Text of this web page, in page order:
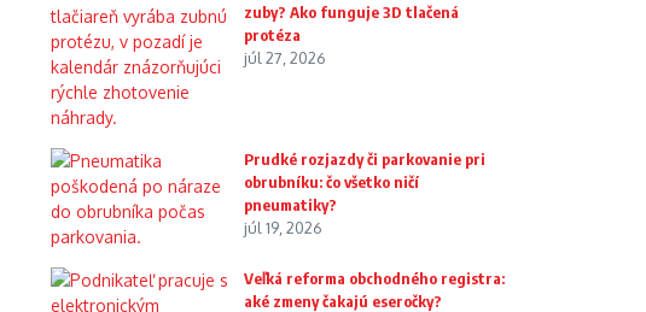
zuby? Ako funguje 3D tlačená
protéza
júl 27, 2026
Prudké rozjazdy či parkovanie pri
obrubníku: čo všetko ničí
pneumatiky?
júl 19, 2026
Veľká reforma obchodného registra:
aké zmeny čakajú eseročky?